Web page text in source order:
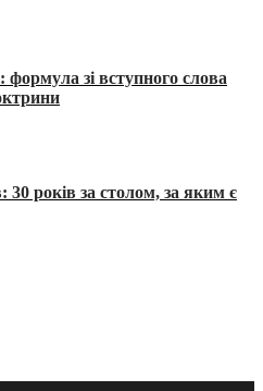
зі вступного слова
30 років за столом, за яким є